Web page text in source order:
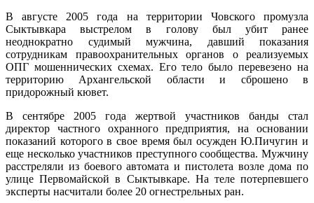
В августе 2005 года на территории Човского промузла
Сыктывкара выстрелом в голову был убит ранее
неоднократно судимый мужчина, давший показания
сотрудникам правоохранительных органов о реализуемых
ОПГ мошеннических схемах. Его тело было перевезено на
территорию Архангельской области и сброшено в
придорожный кювет.
В сентябре 2005 года жертвой участников банды стал
директор частного охранного предприятия, на основании
показаний которого в свое время был осужден Ю.Пичугин и
еще несколько участников преступного сообщества. Мужчину
расстреляли из боевого автомата и пистолета возле дома по
улице Первомайской в Сыктывкаре. На теле потерпевшего
эксперты насчитали более 20 огнестрельных ран.